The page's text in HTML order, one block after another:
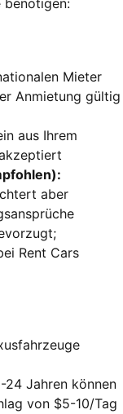
benötigen:
Mieter
Anmietung gültig
aus Ihrem
aber
Rent Cars
24 Jahren können
von $5-10/Tag